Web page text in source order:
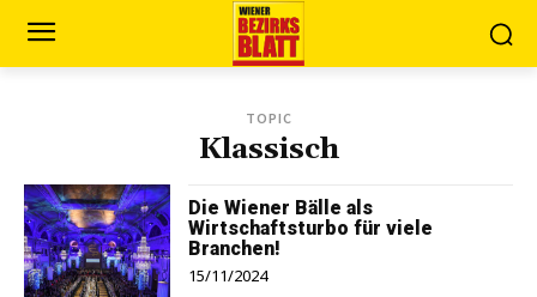
TOPIC
Klassisch
Die Wiener Bälle als
Wirtschaftsturbo für viele
Branchen!
15/11/2024